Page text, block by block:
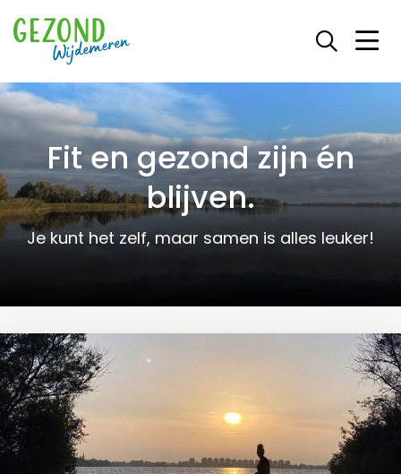
Fit en gezond zijn én
blijven.
Je kunt het zelf, maar samen is alles leuker!